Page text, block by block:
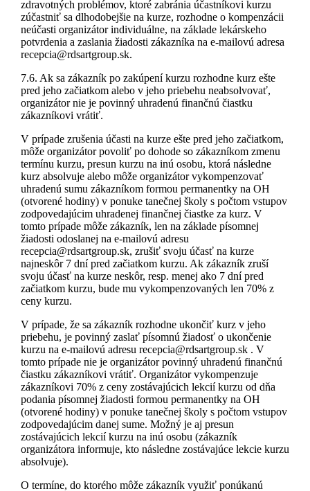
zdravotných problémov, ktoré zabránia účastníkovi kurzu
zúčastniť sa dlhodobejšie na kurze, rozhodne o kompenzácii
neúčasti organizátor individuálne, na základe lekárskeho
potvrdenia a zaslania žiadosti zákazníka na e-mailovú adresa
recepcia@rdsartgroup.sk.
7.6. Ak sa zákazník po zakúpení kurzu rozhodne kurz ešte
pred jeho začiatkom alebo v jeho priebehu neabsolvovať,
organizátor nie je povinný uhradenú finančnú čiastku
zákazníkovi vrátiť.
V prípade zrušenia účasti na kurze ešte pred jeho začiatkom,
môže organizátor povoliť po dohode so zákazníkom zmenu
termínu kurzu, presun kurzu na inú osobu, ktorá následne
kurz absolvuje alebo môže organizátor vykompenzovať
uhradenú sumu zákazníkom formou permanentky na OH
(otvorené hodiny) v ponuke tanečnej školy s počtom vstupov
zodpovedajúcim uhradenej finančnej čiastke za kurz. V
tomto prípade môže zákazník, len na základe písomnej
žiadosti odoslanej na e-mailovú adresu
recepcia@rdsartgroup.sk, zrušiť svoju účasť na kurze
najneskôr 7 dní pred začiatkom kurzu. Ak zákazník zruší
svoju účasť na kurze neskôr, resp. menej ako 7 dní pred
začiatkom kurzu, bude mu vykompenzovaných len 70% z
ceny kurzu.
V prípade, že sa zákazník rozhodne ukončiť kurz v jeho
priebehu, je povinný zaslať písomnú žiadosť o ukončenie
kurzu na e-mailovú adresu recepcia@rdsartgroup.sk . V
tomto prípade nie je organizátor povinný uhradenú finančnú
čiastku zákazníkovi vrátiť. Organizátor vykompenzuje
zákazníkovi 70% z ceny zostávajúcich lekcií kurzu od dňa
podania písomnej žiadosti formou permanentky na OH
(otvorené hodiny) v ponuke tanečnej školy s počtom vstupov
zodpovedajúcim danej sume. Možný je aj presun
zostávajúcich lekcií kurzu na inú osobu (zákazník
organizátora informuje, kto následne zostávajúce lekcie kurzu
absolvuje).
O termíne, do ktorého môže zákazník využiť ponúkanú